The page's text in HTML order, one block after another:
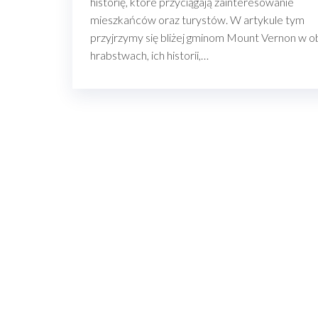
mieszkańców oraz turystów. W artykule tym
przyjrzymy się bliżej gminom Mount Vernon w
hrabstwach, ich historii,…